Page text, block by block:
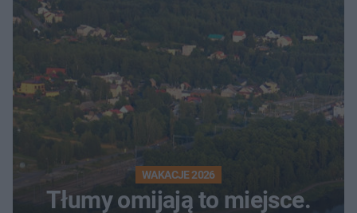
WAKACJE 2026
Tłumy omijają to miejsce.